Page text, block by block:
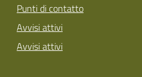
Punti di contatto
Avvisi attivi
Avvisi attivi